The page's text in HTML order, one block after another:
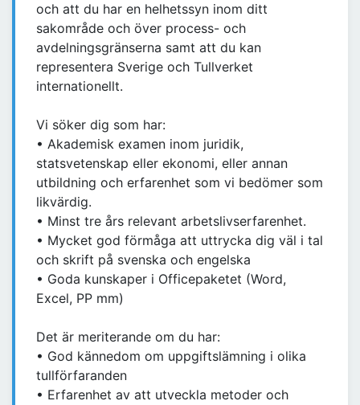
och att du har en helhetssyn inom ditt
sakområde och över process- och
avdelningsgränserna samt att du kan
representera Sverige och Tullverket
internationellt.
Vi söker dig som har:
• Akademisk examen inom juridik,
statsvetenskap eller ekonomi, eller annan
utbildning och erfarenhet som vi bedömer som
likvärdig.
• Minst tre års relevant arbetslivserfarenhet.
• Mycket god förmåga att uttrycka dig väl i tal
och skrift på svenska och engelska
• Goda kunskaper i Officepaketet (Word,
Excel, PP mm)
Det är meriterande om du har:
• God kännedom om uppgiftslämning i olika
tullförfaranden
• Erfarenhet av att utveckla metoder och